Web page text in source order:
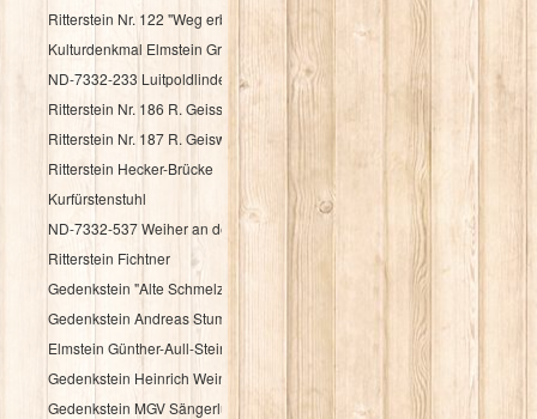
Ritterstein Nr. 122 "Weg erbaut Frh. v. Hacke 1737"
Kulturdenkmal Elmstein Grenzstein
ND-7332-233 Luitpoldlinde
Ritterstein Nr. 186 R. Geisskopferhof
Ritterstein Nr. 187 R. Geiswieserhof
Ritterstein Hecker-Brücke
Kurfürstenstuhl
ND-7332-537 Weiher an der Speyerbachquelle
Ritterstein Fichtner
Gedenkstein "Alte Schmelz"
Gedenkstein Andreas Stumpf
Elmstein Günther-Aull-Stein
Gedenkstein Heinrich Weintz
Gedenkstein MGV Sängerlust Elmstein